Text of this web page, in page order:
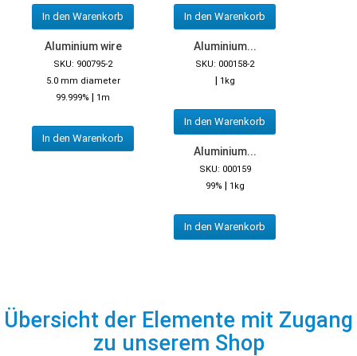
In den Warenkorb In den Warenkorb
Aluminium wire
SKU: 900795-2
5.0 mm diameter
99.999% | 1m
In den Warenkorb
Aluminium...
SKU: 000158-2
| 1kg
In den Warenkorb
Aluminium...
SKU: 000159
99% | 1kg
In den Warenkorb
Übersicht der Elemente mit Zugang
zu unserem Shop